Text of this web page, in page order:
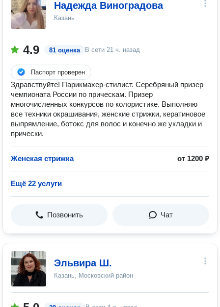
Надежда Виноградова
Казань
4.9 81 оценка В сети 21 ч. назад
Паспорт проверен
Здравствуйте! Парикмахер‐стилист. Серебряный призер
чемпионата России по прическам. Призер
многочисленных конкурсов по колористике. Выполняю
все техники окрашивания, женские стрижки, кератиновое
выпрямление, ботокс для волос и конечно же укладки и
прически.
Женская стрижка от 1200 ₽
Ещё 22 услуги
Позвонить Чат
Эльвира Ш.
Казань, Московский район